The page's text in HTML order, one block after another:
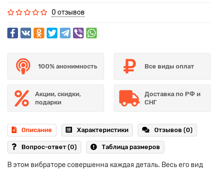
0 отзывов
100% анонимность Все виды оплат
Акции, скидки,
подарки
Доставка по РФ и
СНГ
Описание Характеристики Отзывов (0)
Вопрос-ответ (0) Таблица размеров
В этом вибраторе совершенна каждая деталь. Весь его вид